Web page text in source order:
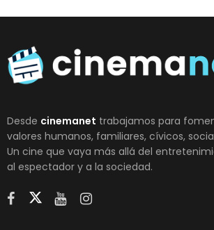
Desde cinemanet trabajamos para
valores humanos, familiares, cívicos,
Un cine que vaya más allá del
al espectador y a la sociedad.